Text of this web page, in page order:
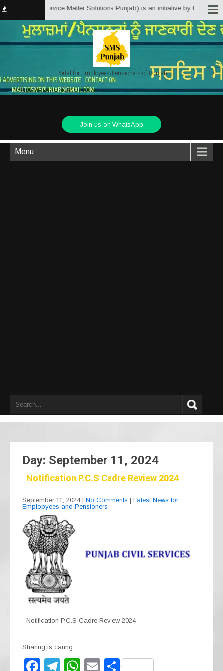
(Service Matter Solutions Punjab) is an initiative by Employees/
Portal for Employees/Pensioners of Punjab
Join us on WhatsApp
Menu
Day: September 11, 2024
Notification P.C.S Cadre Review 2024
September 11, 2024 | No Comments | Latest News for
Emplopyees and Pensioners
Notification P.C.S Cadre Review 2024
Sharing is caring:
F
T
W
E S